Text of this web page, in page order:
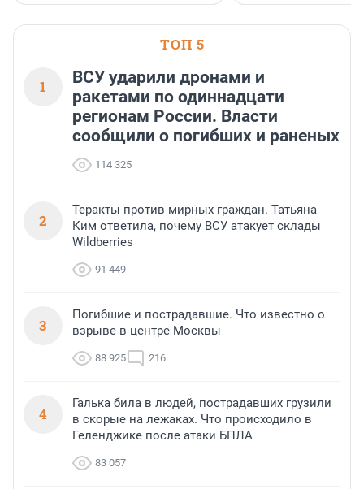
ТОП 5
1
ВСУ ударили дронами и
ракетами по одиннадцати
регионам России. Власти
сообщили о погибших и раненых
114 325
2
Теракты против мирных граждан. Татьяна
Ким ответила, почему ВСУ атакует склады
Wildberries
91 449
3
Погибшие и пострадавшие. Что известно о
взрыве в центре Москвы
88 925 216
4
Галька била в людей, пострадавших грузили
в скорые на лежаках. Что происходило в
Геленджике после атаки БПЛА
83 057